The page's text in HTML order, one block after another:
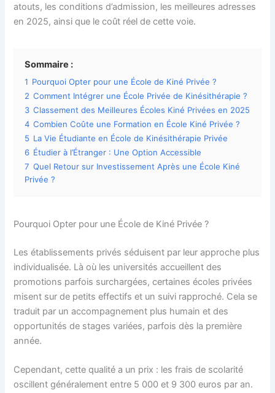
atouts, les conditions d’admission, les meilleures adresses
en 2025, ainsi que le coût réel de cette voie.
Sommaire :
1 Pourquoi Opter pour une École de Kiné Privée ?
2 Comment Intégrer une École Privée de Kinésithérapie ?
3 Classement des Meilleures Écoles Kiné Privées en 2025
4 Combien Coûte une Formation en École Kiné Privée ?
5 La Vie Étudiante en École de Kinésithérapie Privée
6 Étudier à l’Étranger : Une Option Accessible
7 Quel Retour sur Investissement Après une École Kiné
Privée ?
Pourquoi Opter pour une École de Kiné Privée ?
Les établissements privés séduisent par leur approche plus
individualisée. Là où les universités accueillent des
promotions parfois surchargées, certaines écoles privées
misent sur de petits effectifs et un suivi rapproché. Cela se
traduit par un accompagnement plus humain et des
opportunités de stages variées, parfois dès la première
année.
Cependant, cette qualité a un prix : les frais de scolarité
oscillent généralement entre 5 000 et 9 300 euros par an.